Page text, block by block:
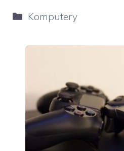
Kategorie
Komputery